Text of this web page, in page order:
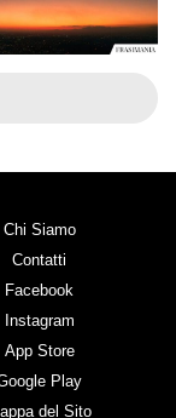
Chi Siamo
Contatti
Facebook
Instagram
App Store
Play
del Sito